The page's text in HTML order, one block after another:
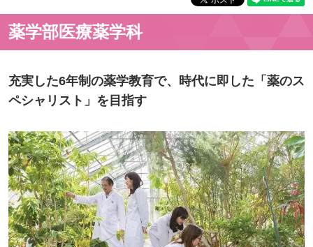
薬学部医療薬学科
充実した6年制の薬学教育で、時代に即した「薬のス
ペシャリスト」を目指す